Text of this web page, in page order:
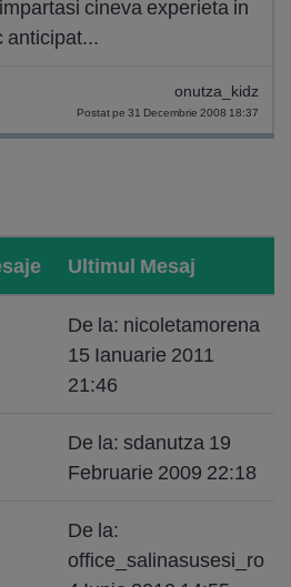
cineva experieta in
anticipat...
onutza_kidz
Postat pe 31 Decembrie 2008 18:37
Ultimul Mesaj
De la: nicoletamorena
15 Ianuarie 2011
21:46
De la: sdanutza 19
Februarie 2009 22:18
De la:
office_salinasusesi_ro